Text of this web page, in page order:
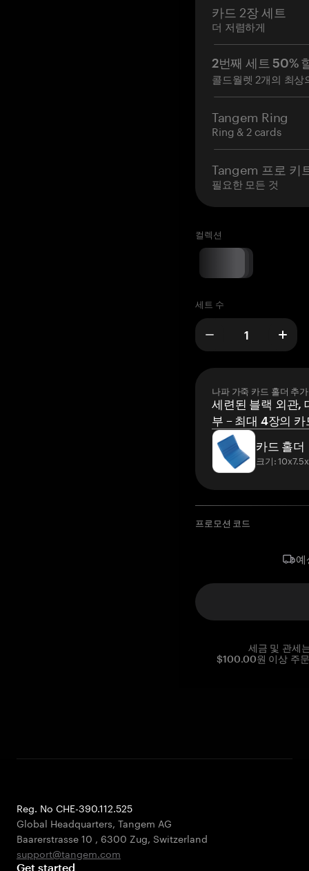
카드 2장 세트
더 저렴하게
2번째 세트 50%
콜드월렛 2개의 최상
Tangem Ring
Ring & 2 cards
Tangem 프로 키
필요한 모든 것
컬렉션
세트 수
나파 가죽 카드 홀더 추가
세련된 블랙 외관,
부 – 최대 4장의
카드 홀더
크기:
프로모션 코드
예
세금 및 관세
$100.00원 이상 주
Reg. No CHE-390.112.525
Global Headquarters, Tangem AG
Baarerstrasse 10 , 6300 Zug, Switzerland
support@tangem.com
Get started